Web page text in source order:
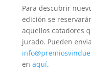
Para descubrir
edición se
aquellos catadores
jurado. Pueden
en aquí.